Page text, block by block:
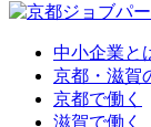
中小企業と
京都・滋賀
京都で働く
滋賀で働く